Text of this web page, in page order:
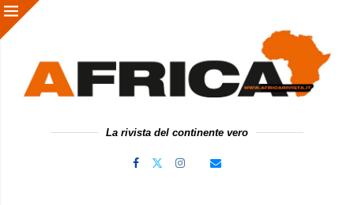
La rivista del continente vero